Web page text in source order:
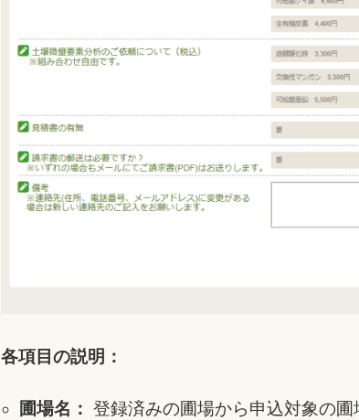
各項目の説明：
圃場名： 登録済みの圃場から申込対象の圃